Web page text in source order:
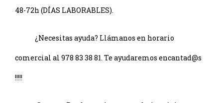
48-72h (DÍAS LABORABLES).
¿Necesitas ayuda? Llámanos en horario
comercial al 978 83 38 81. Te ayudaremos encantad@s
!!!!!